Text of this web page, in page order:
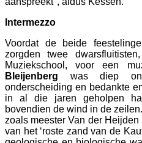
Intermezzo
Voordat de beide
zorgden twee
Muziekschool, voor een
Bleijenberg was diep
onderscheiding en bedankte
in al die jaren geholpen
bovendien de wind in de
zoals meester Van der
van het ‘roste zand van de